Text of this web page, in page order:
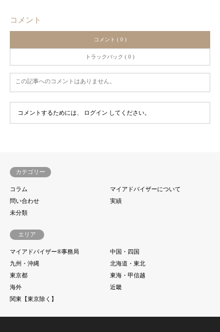
コメント
コメント ( 0 )
トラックバック ( 0 )
この記事へのコメントはありません。
コメントするためには、 ログイン してください。
カテゴリー
コラム
マイアドバイザーについて
問い合わせ
実績
未分類
エリア
マイアドバイザー®事務局
中国・四国
九州・沖縄
北海道・東北
東京都
東海・甲信越
海外
近畿
関東【東京除く】